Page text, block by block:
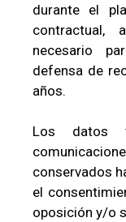
durante el
contractual,
necesario
defensa de
años.
Los datos
conservados
el
oposición y/o